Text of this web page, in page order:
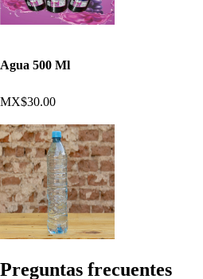
Agua 500 Ml
MX$30.00
Preguntas frecuentes